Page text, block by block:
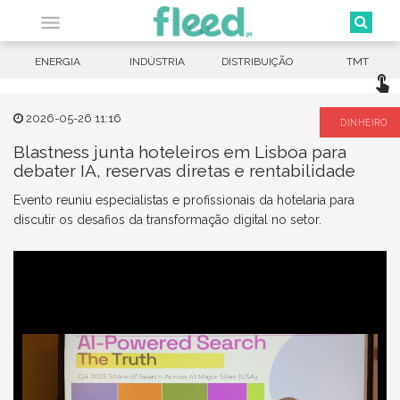

ENERGIA INDÚSTRIA DISTRIBUIÇÃO TMT
touch_app
2026-05-26 11:16 DINHEIRO
Blastness junta hoteleiros em Lisboa para
debater IA, reservas diretas e rentabilidade
Evento reuniu especialistas e profissionais da hotelaria para
discutir os desafios da transformação digital no setor.